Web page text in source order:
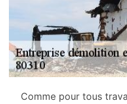
Comme pour tous